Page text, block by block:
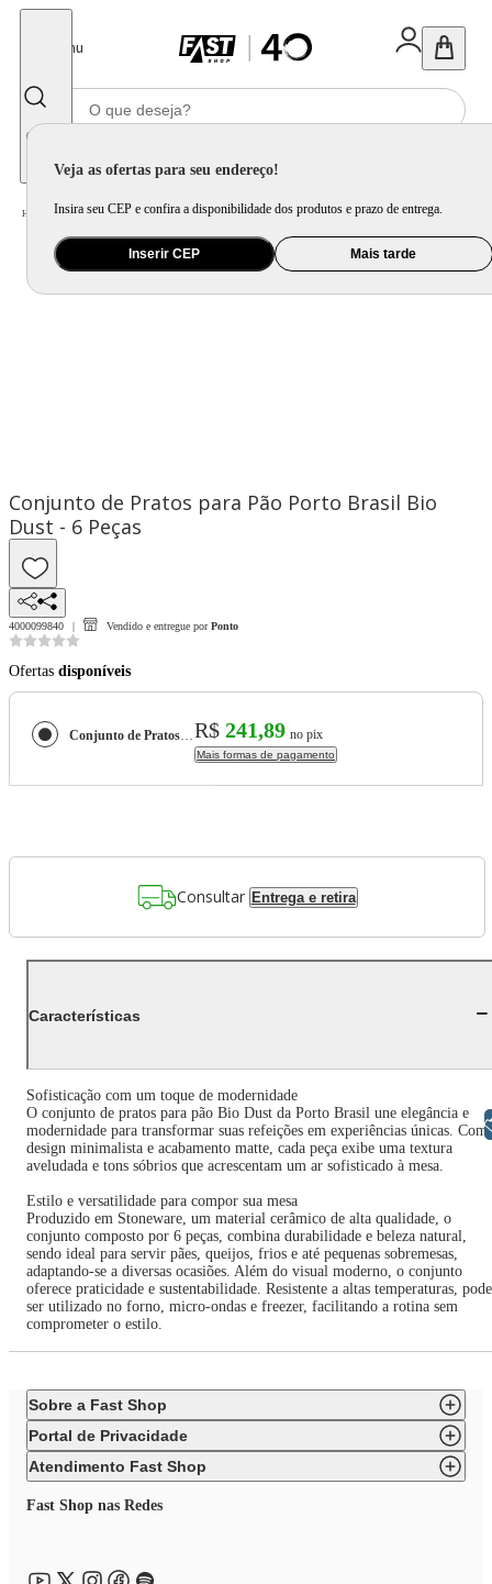
Menu
Veja as ofertas para seu endereço!
Insira seu CEP e confira a disponibilidade dos produtos e prazo de entrega.
Inserir CEP Mais tarde
Home Utilidade Doméstica Mesa / Aparelho de Jantar e Prato Avulso
Conjunto de Pratos para Pão Porto Brasil Bio
Dust - 6 Peças
4000099840 Vendido e entregue por Ponto
Ofertas disponíveis
Conjunto de Pratos para Pão Porto Brasil Bio Dust - 6 PeçasR$ 241,89 no pix
Mais formas de pagamento
Consultar Entrega e retira
Características
Sofisticação com um toque de modernidade
O conjunto de pratos para pão Bio Dust da Porto Brasil une elegância e
modernidade para transformar suas refeições em experiências únicas. Com
design minimalista e acabamento matte, cada peça exibe uma textura
aveludada e tons sóbrios que acrescentam um ar sofisticado à mesa.
Estilo e versatilidade para compor sua mesa
Produzido em Stoneware, um material cerâmico de alta qualidade, o
conjunto composto por 6 peças, combina durabilidade e beleza natural,
sendo ideal para servir pães, queijos, frios e até pequenas sobremesas,
adaptando-se a diversas ocasiões. Além do visual moderno, o conjunto
oferece praticidade e sustentabilidade. Resistente a altas temperaturas, pode
ser utilizado no forno, micro-ondas e freezer, facilitando a rotina sem
comprometer o estilo.
Sobre a Fast Shop
Portal de Privacidade
Atendimento Fast Shop
Fast Shop nas Redes
Libras